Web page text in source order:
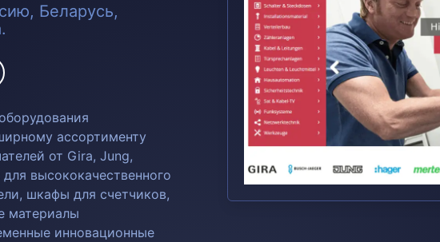
Беларусь,
ассортименту
от Gira, Jung,
высококачественного
шкафы для счетчиков,
материалы
инновационные